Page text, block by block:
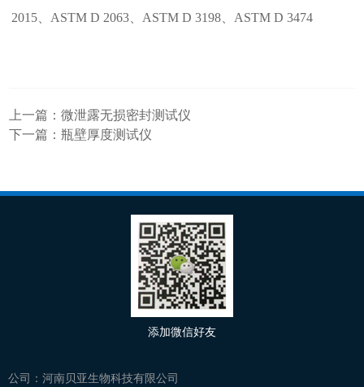
2015、ASTM D 2063、ASTM D 3198、ASTM D 3474
上一篇：微泄露无损密封测试仪
下一篇：瓶壁厚度测试仪
公司： 河南贝亚生物科技有限公司
添加微信好友